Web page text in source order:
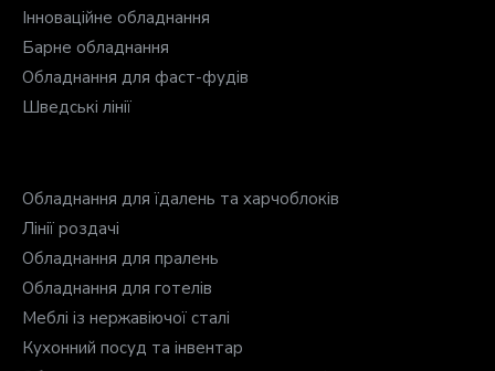
Інноваційне обладнання
Барне обладнання
Обладнання для фаст-фудів
Шведські лінії
Обладнання для їдалень та харчоблоків
Лінії роздачі
Обладнання для пралень
Обладнання для готелів
Меблі із нержавіючої сталі
Кухонний посуд та інвентар